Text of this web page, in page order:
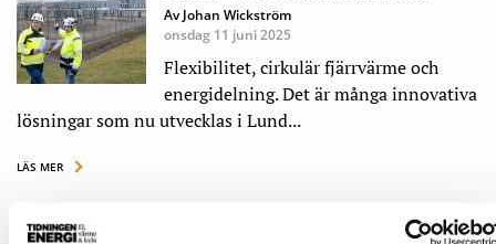
Av Johan Wickström
onsdag 11 juni 2025
Flexibilitet, cirkulär fjärrvärme och
energidelning. Det är många innovativa
lösningar som nu utvecklas i Lund...
LÄS MER
Fjärrvärme genom världsarvet